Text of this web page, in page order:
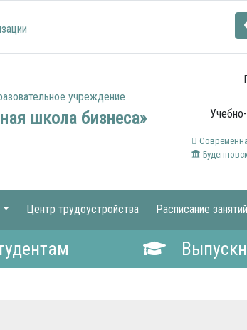
учреждение
школа бизнеса»
Центр трудоустройства Расписание занятий